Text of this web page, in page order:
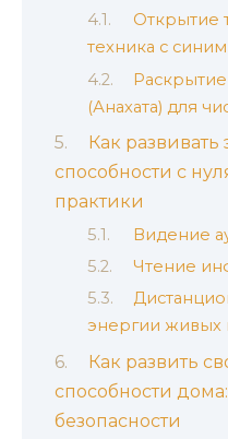
Открытие
техника с
(Анахата) для
Как
способности с
практики
Видение
Чтение
энергии
Как развить
способности
безопасности